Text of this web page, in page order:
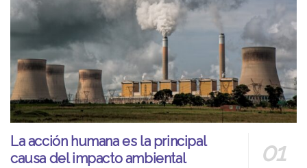
La acción humana es la principal
causa del impacto ambiental